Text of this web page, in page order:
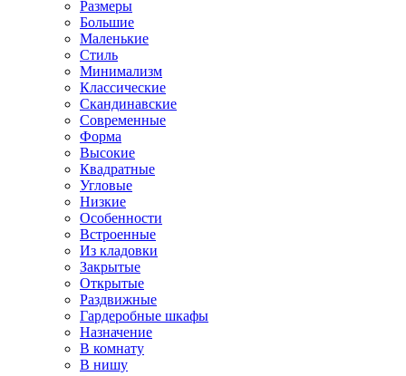
Размеры
Большие
Маленькие
Стиль
Минимализм
Классические
Скандинавские
Современные
Форма
Высокие
Квадратные
Угловые
Низкие
Особенности
Встроенные
Из кладовки
Закрытые
Открытые
Раздвижные
Гардеробные шкафы
Назначение
В комнату
В нишу